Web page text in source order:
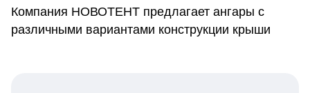
Компания НОВОТЕНТ предлагает ангары с
различными вариантами конструкции крыши